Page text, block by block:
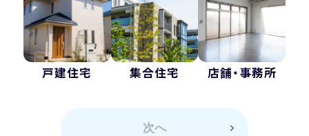
戸建住宅 集合住宅 店舗・事務所
次へ